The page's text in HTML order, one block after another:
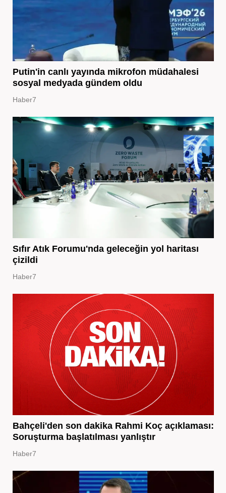
Putin'in canlı yayında mikrofon müdahalesi
sosyal medyada gündem oldu
Haber7
Sıfır Atık Forumu'nda geleceğin yol haritası
çizildi
Haber7
Bahçeli'den son dakika Rahmi Koç açıklaması:
Soruşturma başlatılması yanlıştır
Haber7